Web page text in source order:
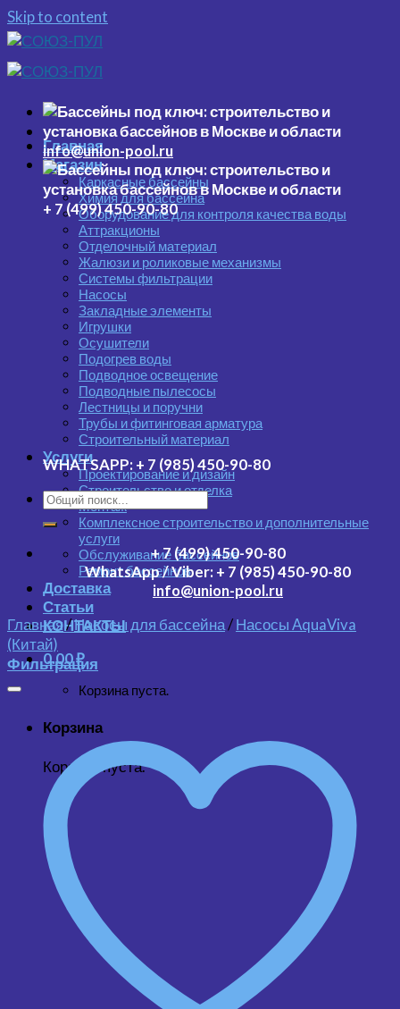
Skip to content
Главная
Магазин
Каркасные бассейны
Химия для бассейна
Оборудование для контроля качества воды
Аттракционы
Отделочный материал
Жалюзи и роликовые механизмы
Системы фильтрации
Насосы
Закладные элементы
Игрушки
Осушители
Подогрев воды
Подводное освещение
Подводные пылесосы
Лестницы и поручни
Трубы и фитинговая арматура
Строительный материал
Услуги
Проектирование и дизайн
Строительство и отделка
Монтаж
Комплексное строительство и дополнительные
услуги
Обслуживание бассейнов
Ремонт бассейнов
Доставка
Статьи
КОНТАКТЫ
0.00₽
Корзина пуста.
Корзина
Корзина пуста.
info@union-pool.ru
+ 7 (499) 450-90-80
WHATSAPP: + 7 (985) 450-90-80
+ 7 (499) 450-90-80
WhatsApp / Viber: + 7 (985) 450-90-80
info@union-pool.ru
Главная/Насосы для бассейна/Насосы AquaViva
(Китай)
Фильтрация